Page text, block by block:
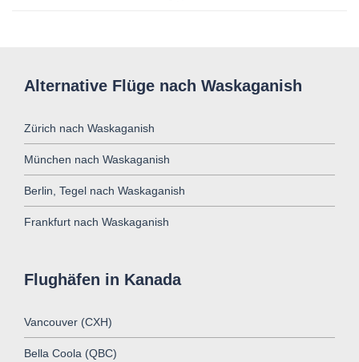
Alternative Flüge nach Waskaganish
Zürich nach Waskaganish
München nach Waskaganish
Berlin, Tegel nach Waskaganish
Frankfurt nach Waskaganish
Flughäfen in Kanada
Vancouver (CXH)
Bella Coola (QBC)